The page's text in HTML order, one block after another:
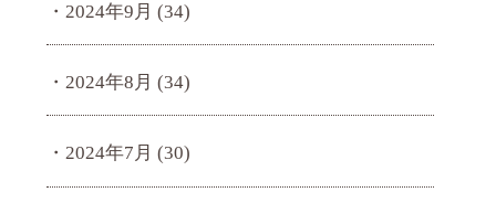
2024年9月 (34)
2024年8月 (34)
2024年7月 (30)